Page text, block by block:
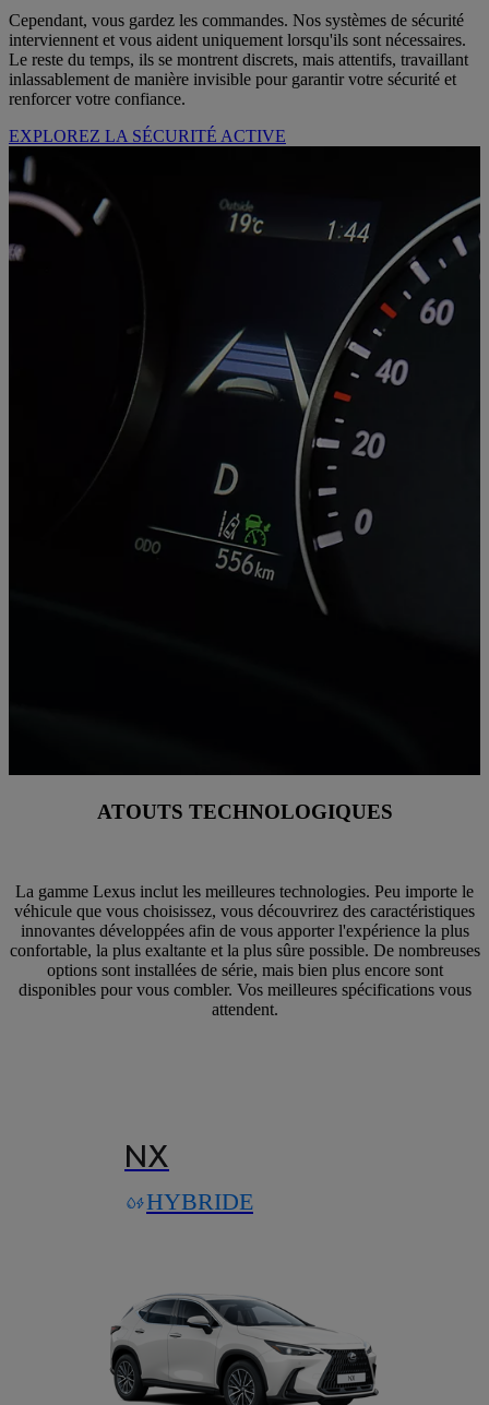
Cependant, vous gardez les commandes. Nos systèmes de sécurité
interviennent et vous aident uniquement lorsqu'ils sont nécessaires.
Le reste du temps, ils se montrent discrets, mais attentifs, travaillant
inlassablement de manière invisible pour garantir votre sécurité et
renforcer votre confiance.
EXPLOREZ LA SÉCURITÉ ACTIVE
ATOUTS TECHNOLOGIQUES
La gamme Lexus inclut les meilleures technologies. Peu importe le
véhicule que vous choisissez, vous découvrirez des caractéristiques
innovantes développées afin de vous apporter l'expérience la plus
confortable, la plus exaltante et la plus sûre possible. De nombreuses
options sont installées de série, mais bien plus encore sont
disponibles pour vous combler. Vos meilleures spécifications vous
attendent.
NX
HYBRIDE